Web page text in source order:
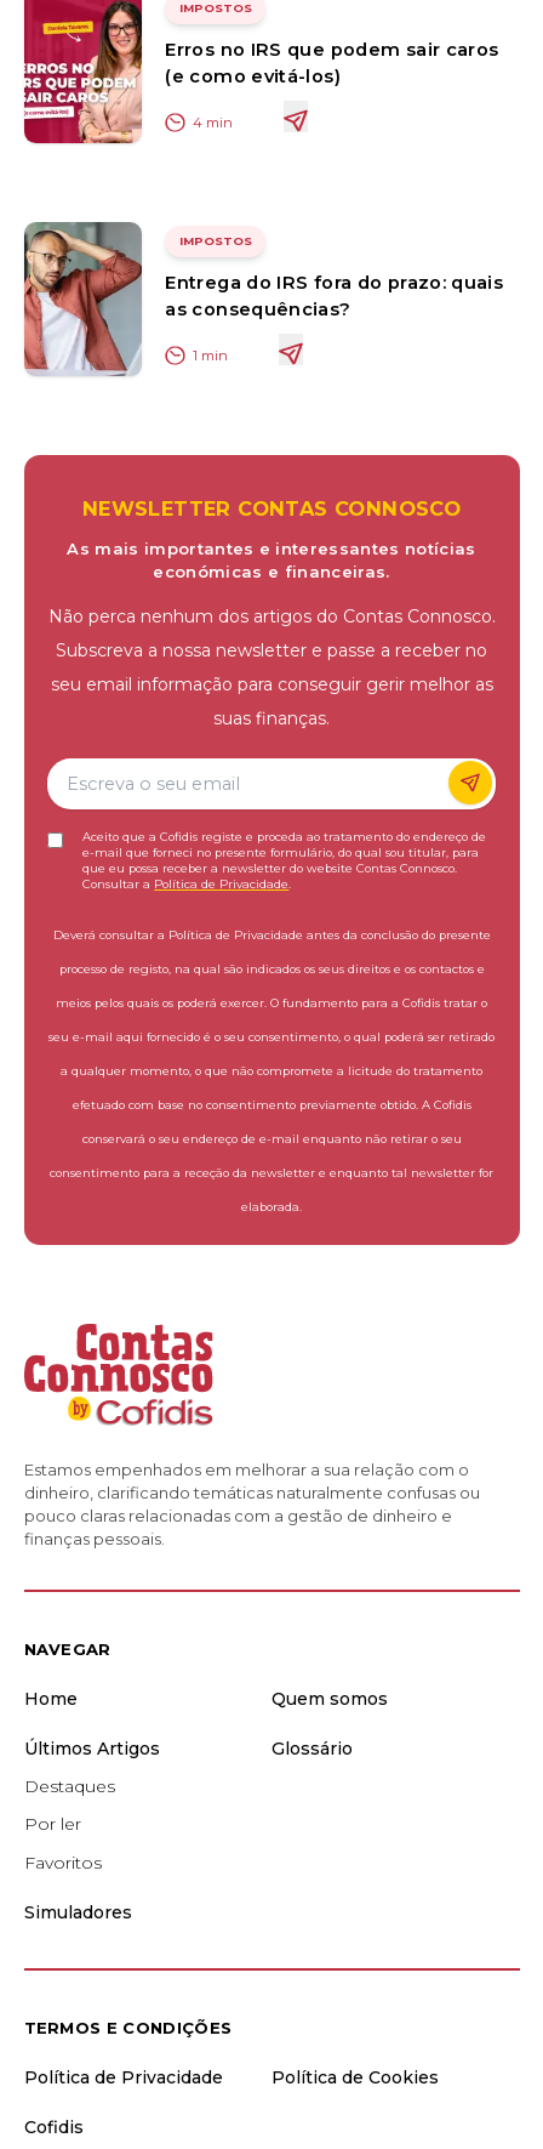
IMPOSTOS
Erros no IRS que podem sair caros
(e como evitá-los)
4 min
IMPOSTOS
Entrega do IRS fora do prazo: quais
as consequências?
1 min
NEWSLETTER CONTAS CONNOSCO
As mais importantes e interessantes notícias
económicas e financeiras.
Não perca nenhum dos artigos do Contas Connosco.
Subscreva a nossa newsletter e passe a receber no
seu email informação para conseguir gerir melhor as
suas finanças.
Aceito que a Cofidis registe e proceda ao tratamento do endereço de
e-mail que forneci no presente formulário, do qual sou titular, para
que eu possa receber a newsletter do website Contas Connosco.
Consultar a Política de Privacidade
Deverá consultar a Política de Privacidade antes da conclusão do presente
processo de registo, na qual são indicados os seus direitos e os contactos e
meios pelos quais os poderá exercer. O fundamento para a Cofidis tratar o
seu e-mail aqui fornecido é o seu consentimento, o qual poderá ser retirado
a qualquer momento, o que não compromete a licitude do tratamento
efetuado com base no consentimento previamente obtido. A Cofidis
conservará o seu endereço de e-mail enquanto não retirar o seu
consentimento para a receção da newsletter e enquanto tal newsletter for
elaborada.
Estamos empenhados em melhorar a sua relação com o
dinheiro, clarificando temáticas naturalmente confusas ou
pouco claras relacionadas com a gestão de dinheiro e
finanças pessoais.
NAVEGAR
Home Quem somos
Últimos Artigos
Destaques
Por ler
Favoritos
Glossário
Simuladores
TERMOS E CONDIÇÕES
Política de Privacidade Política de Cookies
Cofidis